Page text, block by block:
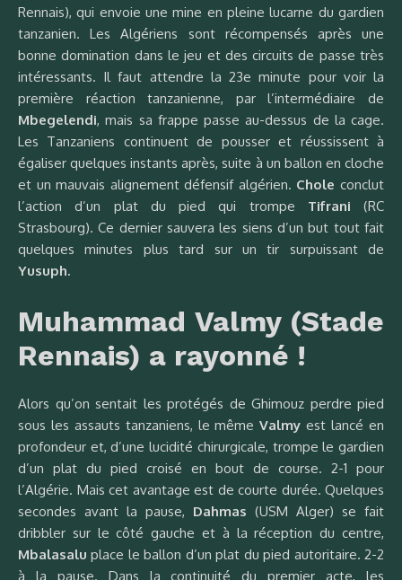
Rennais), qui envoie une mine en pleine lucarne du gardien
tanzanien. Les Algériens sont récompensés après une
bonne domination dans le jeu et des circuits de passe très
intéressants. Il faut attendre la 23e minute pour voir la
première réaction tanzanienne, par l’intermédiaire de
Mbegelendi, mais sa frappe passe au-dessus de la cage.
Les Tanzaniens continuent de pousser et réussissent à
égaliser quelques instants après, suite à un ballon en cloche
et un mauvais alignement défensif algérien. Chole conclut
l’action d’un plat du pied qui trompe Tifrani (RC
Strasbourg). Ce dernier sauvera les siens d’un but tout fait
quelques minutes plus tard sur un tir surpuissant de
Yusuph.
Muhammad Valmy (Stade
Rennais) a rayonné !
Alors qu’on sentait les protégés de Ghimouz perdre pied
sous les assauts tanzaniens, le mêmeValmy est lancé en
profondeur et, d’une lucidité chirurgicale, trompe le gardien
d’un plat du pied croisé en bout de course. 2-1 pour
l’Algérie. Mais cet avantage est de courte durée. Quelques
secondes avant la pause, Dahmas (USM Alger) se fait
dribbler sur le côté gauche et à la réception du centre,
Mbalasalu place le ballon d’un plat du pied autoritaire. 2-2
à la pause. Dans la continuité du premier acte, les